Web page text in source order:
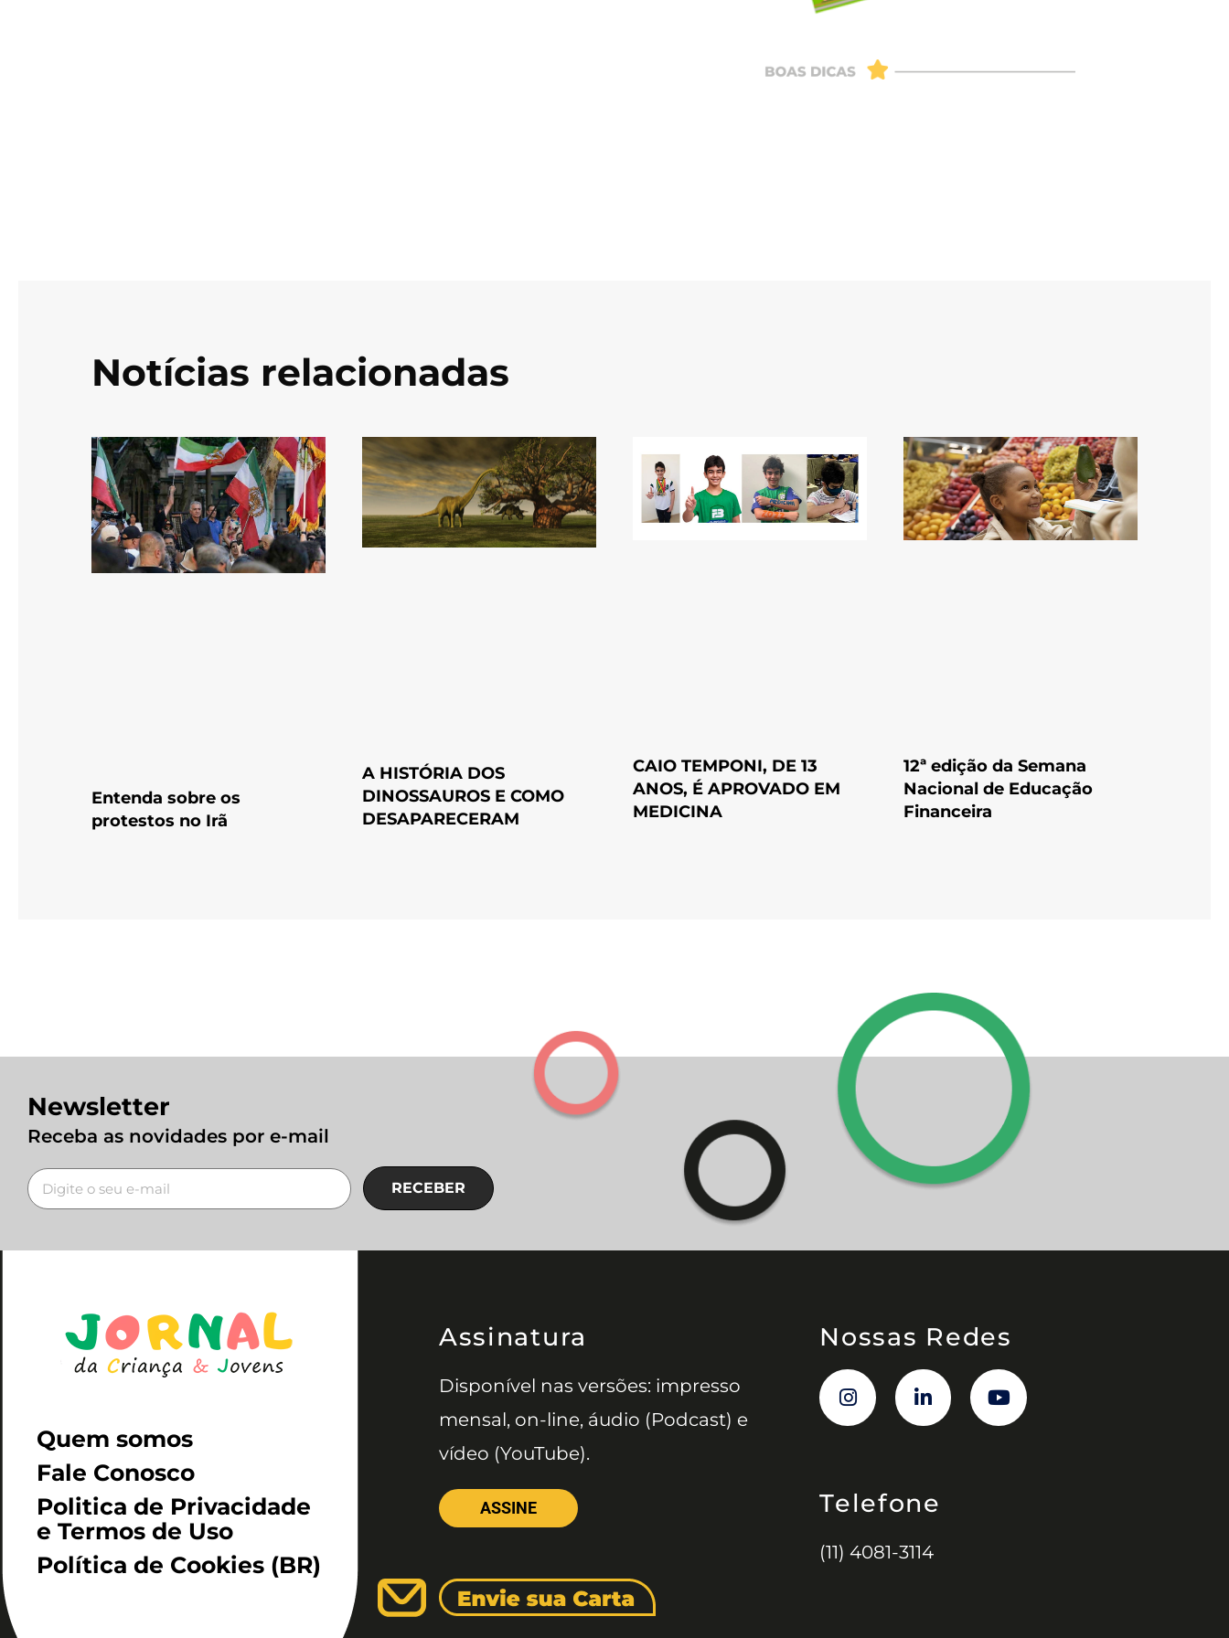
Notícias relacionadas
Entenda sobre os
protestos no Irã
A HISTÓRIA DOS
DINOSSAUROS E COMO
DESAPARECERAM
CAIO TEMPONI, DE 13
ANOS, É APROVADO EM
MEDICINA
12ª edição da Semana
Nacional de Educação
Financeira
Newsletter
Receba as novidades por e-mail
RECEBER
Quem somos
Fale Conosco
Politica de Privacidade
e Termos de Uso
Política de Cookies (BR)
Assinatura
Disponível nas versões: impresso
mensal, on-line, áudio (Podcast) e
vídeo (YouTube).
ASSINE
Nossas Redes
Telefone
(11) 4081-3114